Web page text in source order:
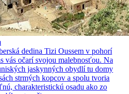
dedina Tizi Oussem v pohorí
vás očarí svojou malebnosťou. Na
jaskynných obydlí tu domy
strmých kopcov a spolu tvoria
charakteristickú osadu ako zo